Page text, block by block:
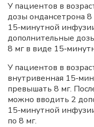
У пациентов в
дозы ондансетрона
15‑минутной
дополнительные
8 мг в виде
У пациентов в
внутривенная
превышать 8 мг.
можно вводить 2
15‑минутной
по 8 мг.